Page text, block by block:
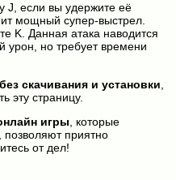
J, если вы удержите её
мощный супер-выстрел.
K. Данная атака наводится
урон, но требует времени
без скачивания и установки
эту страницу.
игры , которые
позволяют приятно
от дел!